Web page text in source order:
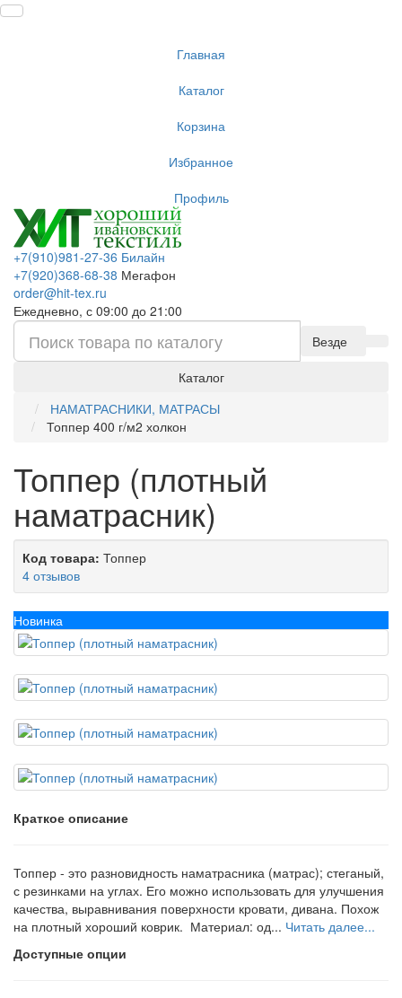
Главная
Каталог
Корзина
Избранное
Профиль
+7(910)981-27-36 Билайн
+7(920)368-68-38 Мегафон
order@hit-tex.ru
Ежедневно, с 09:00 до 21:00
Везде
Каталог
НАМАТРАСНИКИ, МАТРАСЫ
Топпер 400 г/м2 холкон
Топпер (плотный
наматрасник)
Код товара: Топпер
4 отзывов
Новинка
Краткое описание
Топпер - это разновидность наматрасника (матрас); стеганый,
с резинками на углах. Его можно использовать для улучшения
качества, выравнивания поверхности кровати, дивана. Похож
на плотный хороший коврик. Материал: од... Читать далее...
Доступные опции